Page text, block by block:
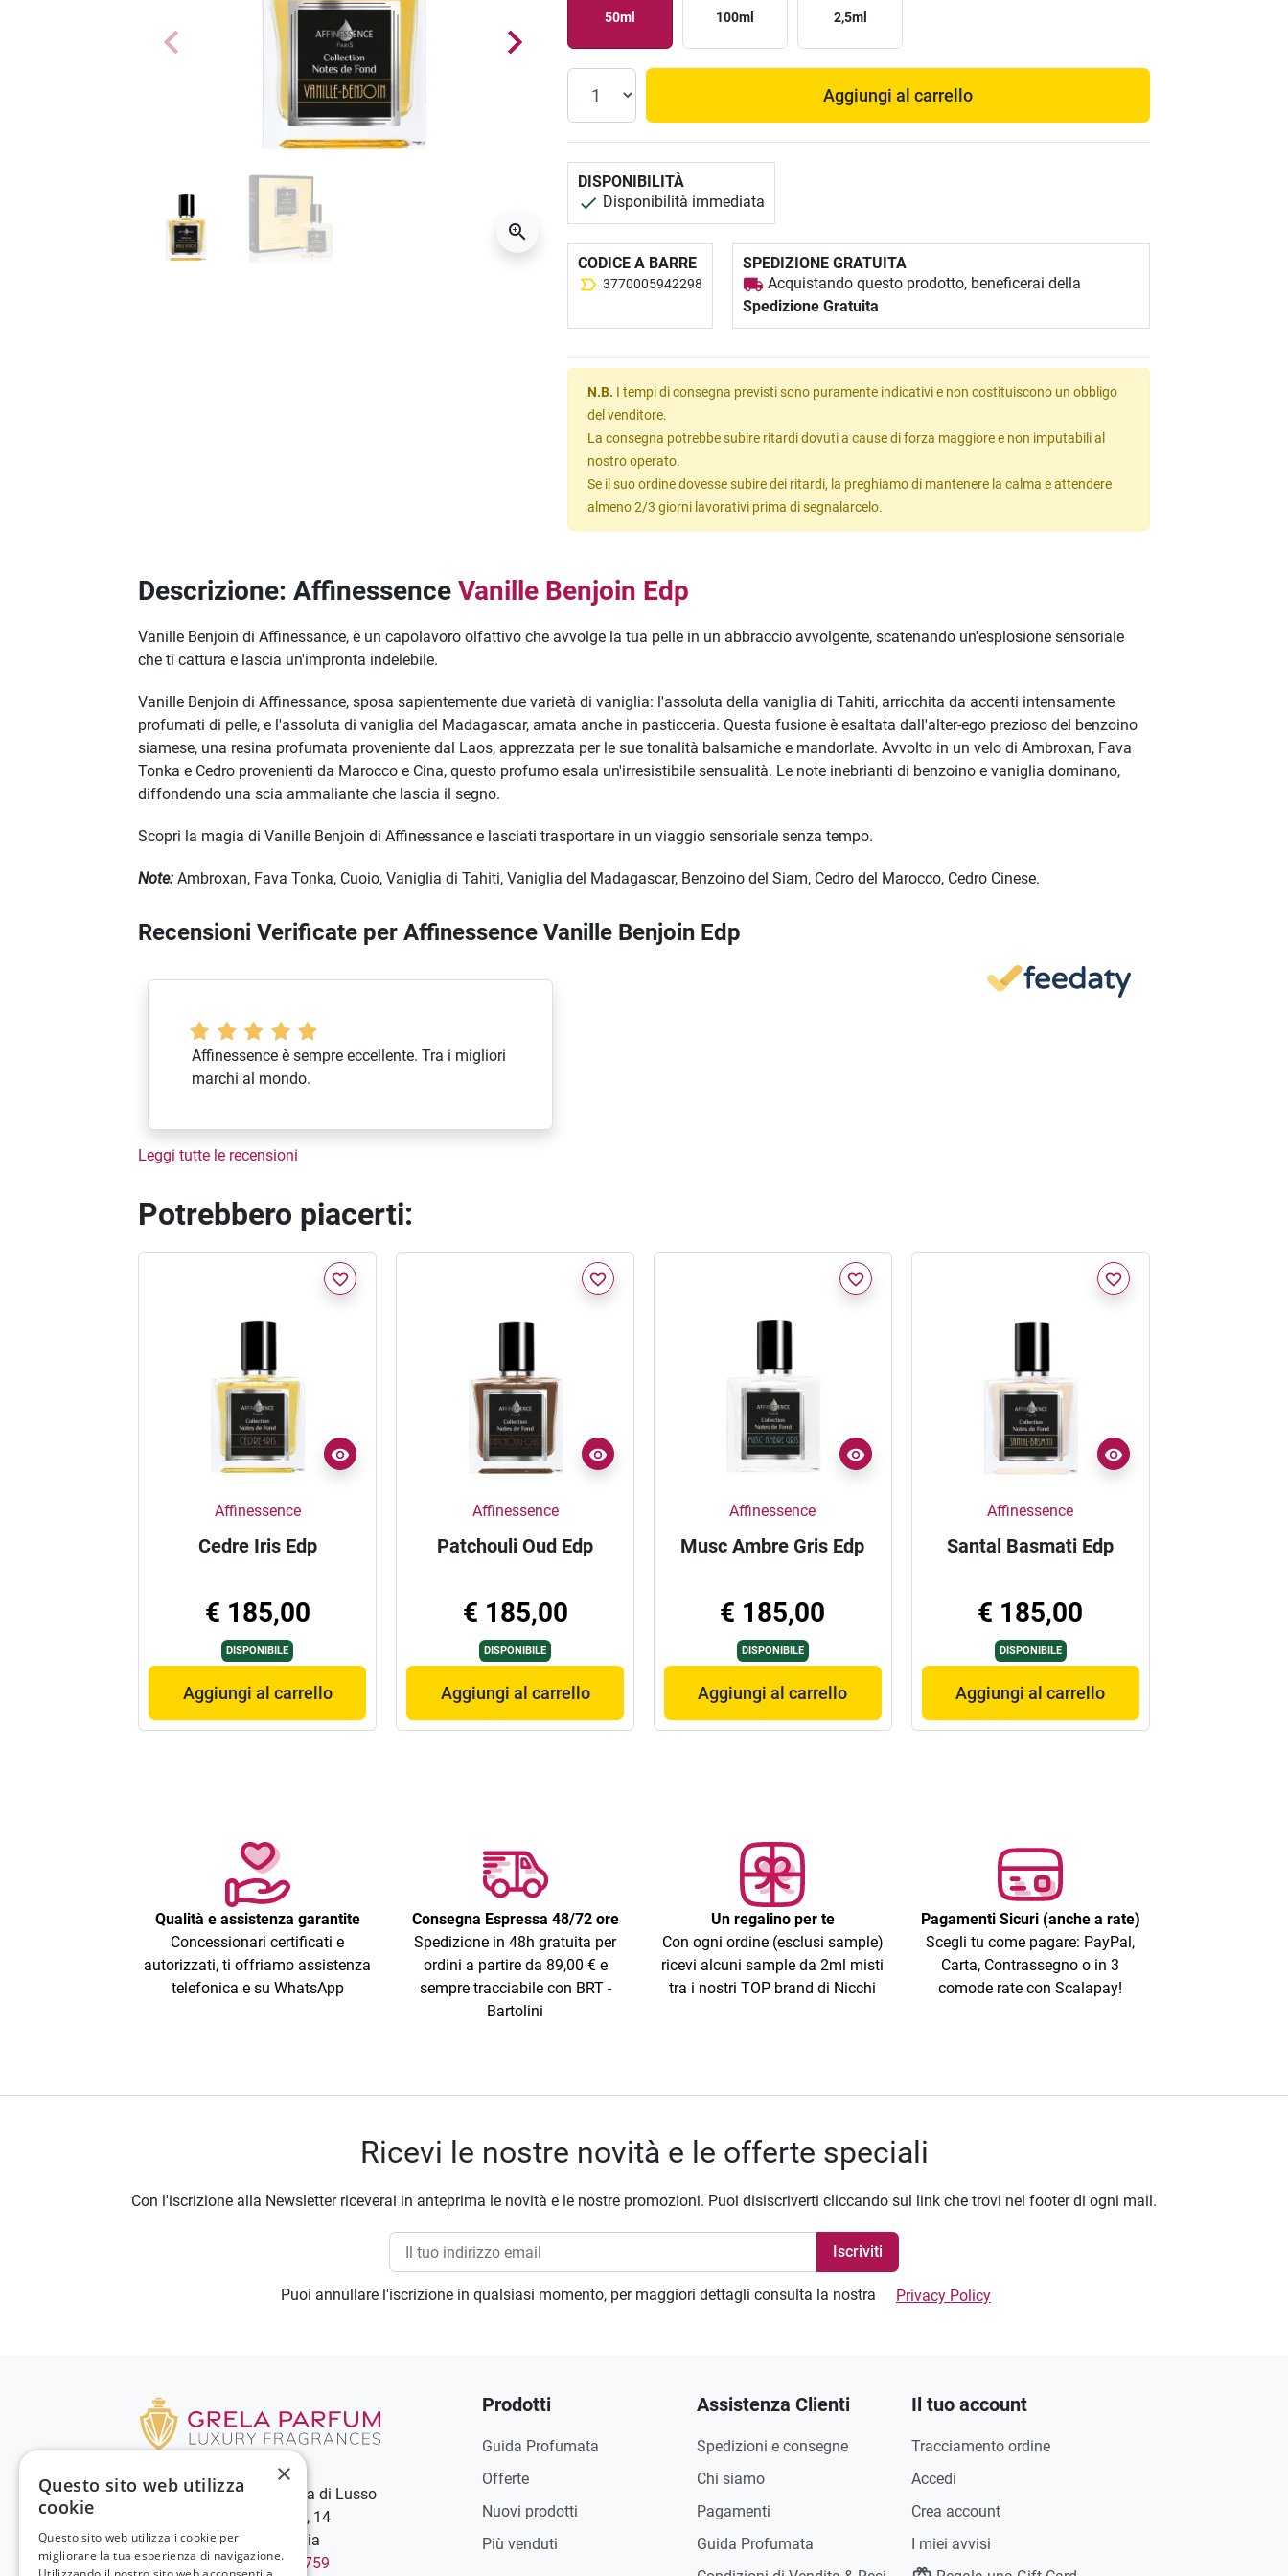
50ml 100ml 2,5ml
Aggiungi al carrello
DISPONIBILITÀ
Disponibilità immediata
CODICE A BARRE
3770005942298
SPEDIZIONE GRATUITA
Acquistando questo prodotto, beneficerai della
Spedizione Gratuita
N.B. I tempi di consegna previsti sono puramente indicativi e non costituiscono un obbligo
del venditore.
La consegna potrebbe subire ritardi dovuti a cause di forza maggiore e non imputabili al
nostro operato.
Se il suo ordine dovesse subire dei ritardi, la preghiamo di mantenere la calma e attendere
almeno 2/3 giorni lavorativi prima di segnalarcelo.
Descrizione: AffinessenceVanille Benjoin Edp
Vanille Benjoin di Affinessance, è un capolavoro olfattivo che avvolge la tua pelle in un abbraccio avvolgente, scatenando un'esplosione sensoriale
che ti cattura e lascia un'impronta indelebile.
Vanille Benjoin di Affinessance, sposa sapientemente due varietà di vaniglia: l'assoluta della vaniglia di Tahiti, arricchita da accenti intensamente
profumati di pelle, e l'assoluta di vaniglia del Madagascar, amata anche in pasticceria. Questa fusione è esaltata dall'alter-ego prezioso del benzoino
siamese, una resina profumata proveniente dal Laos, apprezzata per le sue tonalità balsamiche e mandorlate. Avvolto in un velo di Ambroxan, Fava
Tonka e Cedro provenienti da Marocco e Cina, questo profumo esala un'irresistibile sensualità. Le note inebrianti di benzoino e vaniglia dominano,
diffondendo una scia ammaliante che lascia il segno.
Scopri la magia di Vanille Benjoin di Affinessance e lasciati trasportare in un viaggio sensoriale senza tempo.
Note: Ambroxan, Fava Tonka, Cuoio, Vaniglia di Tahiti, Vaniglia del Madagascar, Benzoino del Siam, Cedro del Marocco, Cedro Cinese.
Recensioni Verificate per Affinessence Vanille Benjoin Edp
Affinessence è sempre eccellente. Tra i migliori
marchi al mondo.
Leggi tutte le recensioni
Potrebbero piacerti:
favorite_border
Affinessence
Cedre Iris Edp
€ 185,00
DISPONIBILE
Aggiungi al carrello
favorite_border
Affinessence
Patchouli Oud Edp
€ 185,00
DISPONIBILE
Aggiungi al carrello
favorite_border
Affinessence
Musc Ambre Gris Edp
€ 185,00
DISPONIBILE
Aggiungi al carrello
favorite_border
Affinessence
Santal Basmati Edp
€ 185,00
DISPONIBILE
Aggiungi al carrello
Qualità e assistenza garantite
Concessionari certificati e
autorizzati, ti offriamo assistenza
telefonica e su WhatsApp
Consegna Espressa 48/72 ore
Spedizione in 48h gratuita per
ordini a partire da 89,00 € e
sempre tracciabile con BRT -
Bartolini
Un regalino per te
Con ogni ordine (esclusi sample)
ricevi alcuni sample da 2ml misti
tra i nostri TOP brand di Nicchi
Pagamenti Sicuri (anche a rate)
Scegli tu come pagare: PayPal,
Carta, Contrassegno o in 3
comode rate con Scalapay!
Ricevi le nostre novità e le offerte speciali
Con l'iscrizione alla Newsletter riceverai in anteprima le novità e le nostre promozioni. Puoi disiscriverti cliccando sul link che trovi nel footer di ogni mail.
Puoi annullare l'iscrizione in qualsiasi momento, per maggiori dettagli consulta la nostra Privacy Policy
Grela Parfum - Profumeria di Lusso
C.so Vittorio Emanuele III, 14
89900 Vibo Valentia - Italia
Chiamaci: +39 0963 544759
Prodotti
Guida Profumata
Offerte
Nuovi prodotti
Più venduti
Assistenza Clienti
Spedizioni e consegne
Chi siamo
Pagamenti
Guida Profumata
Il tuo account
Tracciamento ordine
Accedi
Crea account
I miei avvisi
×
Questo sito web utilizza
cookie
Questo sito web utilizza i cookie per
migliorare la tua esperienza di navigazione.